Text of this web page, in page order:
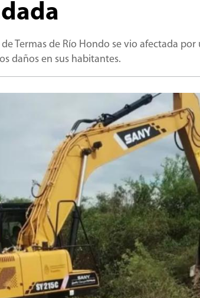
Termas de Río Hondo se vio afectada
daños en sus habitantes.